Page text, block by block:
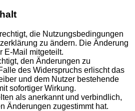
die Nutzungsbedingungen
zu ändern. Die Änderung
E-Mail mitgeteilt.
den Änderungen zu
des Widerspruchs erlischt das
und dem Nutzer bestehende
sofortiger Wirkung.
als anerkannt und verbindlich,
Änderungen zugestimmt hat.